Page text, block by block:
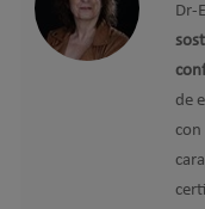
Dr-
de
con